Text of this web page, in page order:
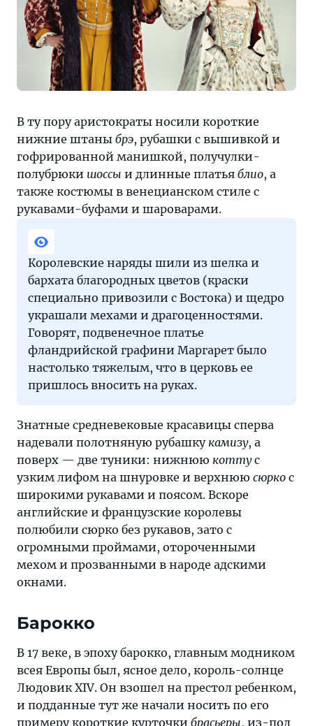
В ту пору аристократы носили короткие
нижние штаны брэ, рубашки с вышивкой и
гофрированной манишкой, получулки-
полубрюки шоссы и длинные платья блио, а
также костюмы в венецианском стиле с
рукавами-буфами и шароварами.
Королевские наряды шили из шелка и
бархата благородных цветов (краски
специально привозили с Востока) и щедро
украшали мехами и драгоценностями.
Говорят, подвенечное платье
фландрийской графини Маргарет было
настолько тяжелым, что в церковь ее
пришлось вносить на руках.
Знатные средневековые красавицы сперва
надевали полотняную рубашку камизу, а
поверх — две туники: нижнюю коттус
узким лифом на шнуровке и верхнюю сюрко с
широкими рукавами и поясом. Вскоре
английские и французские королевы
полюбили сюрко без рукавов, зато с
огромными проймами, отороченными
мехом и прозванными в народе адскими
окнами.
Барокко
В 17 веке, в эпоху барокко, главным модником
всея Европы был, ясное дело, король-солнце
Людовик XIV. Он взошел на престол ребенком,
и подданные тут же начали носить по его
примеру короткие курточки брасьеры, из-под